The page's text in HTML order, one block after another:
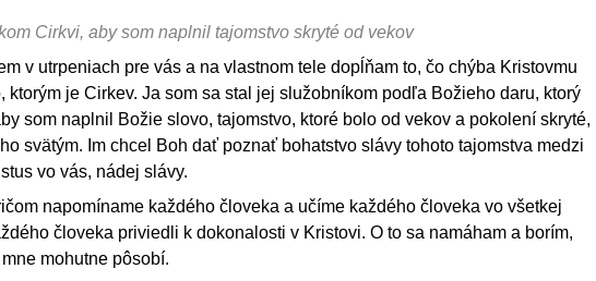
Cirkvi, aby som naplnil tajomstvo skryté od vekov
v utrpeniach pre vás a na vlastnom tele dopĺňam to, čo chýba Kristovmu
ktorým je Cirkev. Ja som sa stal jej služobníkom podľa Božieho daru, ktorý
som naplnil Božie slovo, tajomstvo, ktoré bolo od vekov a pokolení skryté,
svätým. Im chcel Boh dať poznať bohatstvo slávy tohoto tajomstva medzi
vo vás, nádej slávy.
napomíname každého človeka a učíme každého človeka vo všetkej
človeka priviedli k dokonalosti v Kristovi. O to sa namáham a borím,
mohutne pôsobí.